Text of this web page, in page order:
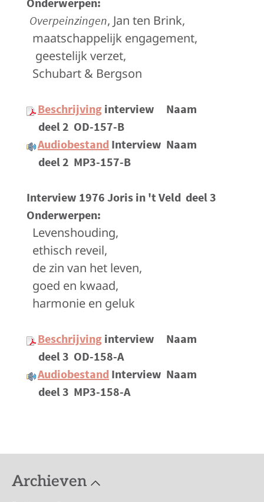
Overpeinzingen, Jan ten Brink,
maatschappelijk engagement,
geestelijk verzet,
Schubart & Bergson
Beschrijving interview
Naam
deel 2 OD-157-B
Audiobestand Interview Naam
deel 2 MP3-157-B
Interview 1976 Joris in 't Veld deel 3
Onderwerpen:
Levenshouding,
ethisch reveil,
de zin van het leven,
goed en kwaad,
harmonie en geluk
Beschrijving interview
Naam
deel 3 OD-158-A
Audiobestand Interview Naam
deel 3 MP3-158-A
Archieven